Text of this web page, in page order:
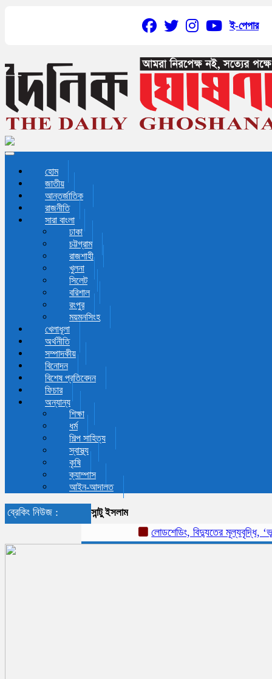
ই-পেপার
Toggle navigation
হোম
জাতীয়
আন্তর্জাতিক
রাজনীতি
সারা বাংলা
ঢাকা
চট্টগ্রাম
রাজশাহী
খুলনা
সিলেট
বরিশাল
রংপুর
ময়মনসিংহ
খেলাধূলা
অর্থনীতি
সম্পাদকীয়
বিনোদন
বিশেষ প্রতিবেদন
ফিচার
অন্যান্য
শিক্ষা
ধর্ম
শিল্প সাহিত্য
স্বাস্থ্য
কৃষি
ক্যাম্পাস
আইন-আদালত
ব্রেকিং নিউজ :
লোডশেডিং, বিদ্যুতের মূল্যবৃদ্ধি,
সান্টু ইসলাম